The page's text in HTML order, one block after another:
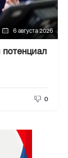
6 августа 2026
0